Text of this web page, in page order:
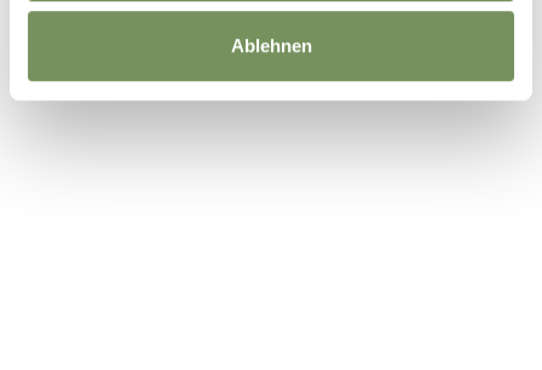
Ablehnen